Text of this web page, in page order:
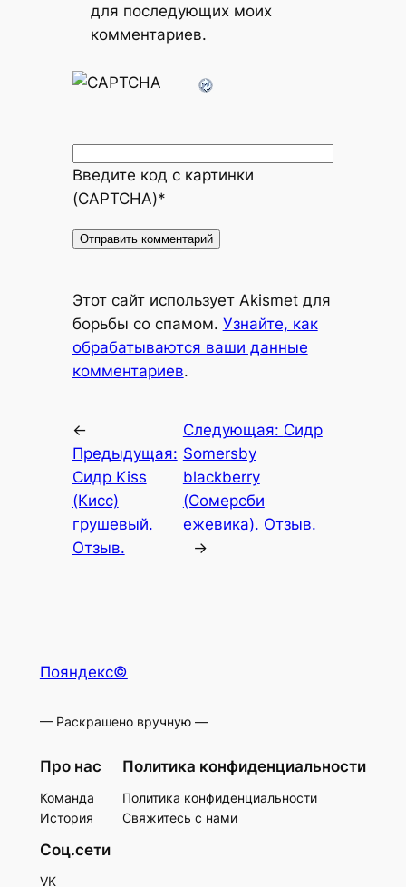
для последующих моих
комментариев.
Введите код с картинки
(CAPTCHA)*
Этот сайт использует Akismet для
борьбы со спамом. Узнайте, как
обрабатываются ваши данные
комментариев.
←
Предыдущая:
Сидр Kiss
(Кисс)
грушевый.
Отзыв.
Следующая: Сидр
Somersby
blackberry
(Сомерсби
ежевика). Отзыв.
→
Пояндекс©
— Раскрашено вручную —
Про нас
Команда
История
Политика конфиденциальности
Политика конфиденциальности
Свяжитесь с нами
Соц.сети
VK